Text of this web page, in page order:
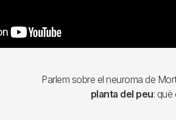
Parlem sobre el neuroma de
planta del peu: